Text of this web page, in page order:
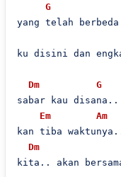
G
yang telah berbeda
ku disini dan
Dm
G
sabar kau disana..
Em
Am
kan tiba
Dm
kita.. akan